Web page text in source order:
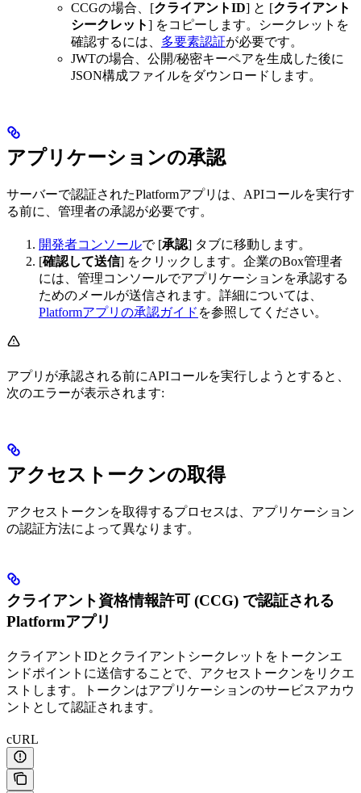
CCGの場合、[クライアントID] と [クライアント
シークレット] をコピーします。シークレットを
確認するには、 多要素認証が必要です。
JWTの場合、公開/秘密キーペアを生成した後に
JSON構成ファイルをダウンロードします。
アプリケーションの承認
サーバーで認証されたPlatformアプリは、APIコールを実行す
る前に、管理者の承認が必要です。
開発者コンソールで [承認] タブに移動します。
[確認して送信] をクリックします。企業のBox管理者
には、管理コンソールでアプリケーションを承認する
ためのメールが送信されます。詳細については、
Platformアプリの承認ガイド を参照してください。
アプリが承認される前にAPIコールを実行しようとすると、
次のエラーが表示されます:
アクセストークンの取得
アクセストークンを取得するプロセスは、アプリケーション
の認証方法によって異なります。
クライアント資格情報許可 (CCG) で認証される
Platformアプリ
クライアントIDとクライアントシークレットをトークンエ
ンドポイントに送信することで、アクセストークンをリクエ
ストします。トークンはアプリケーションのサービスアカウ
ントとして認証されます。
cURL